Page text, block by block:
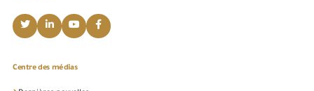
Centre des médias